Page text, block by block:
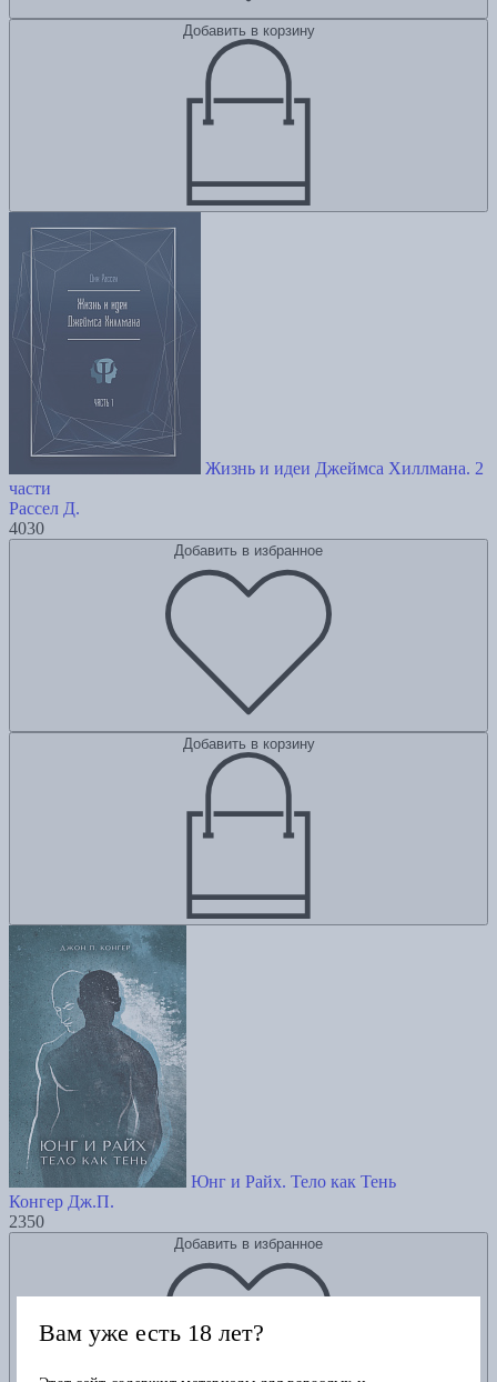
Добавить в корзину
Жизнь и идеи Джеймса Хиллмана. 2
части
Рассел Д.
4030
Добавить в избранное
Добавить в корзину
Юнг и Райх. Тело как Тень
Конгер Дж.П.
2350
Добавить в избранное
Вам уже есть 18 лет?